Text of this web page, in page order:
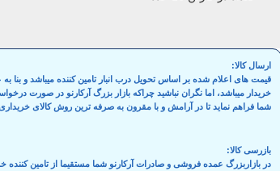
ارسال کالا:
قیمت های اعلام شده بر اساس تحویل درب انبار تامین کننده میباشد و
خریدار میباشد، اما نگران نباشید چراکه بازار بزرگ آرکارنو در صورت
شما فراهم نماید تا در آرامش و با مقرون به صرفه ترین روش کالای
بازرسی کالا:
در بازاربزرگ عمده فروشی و صادرات آرکارنو شما مستقیما از تامین